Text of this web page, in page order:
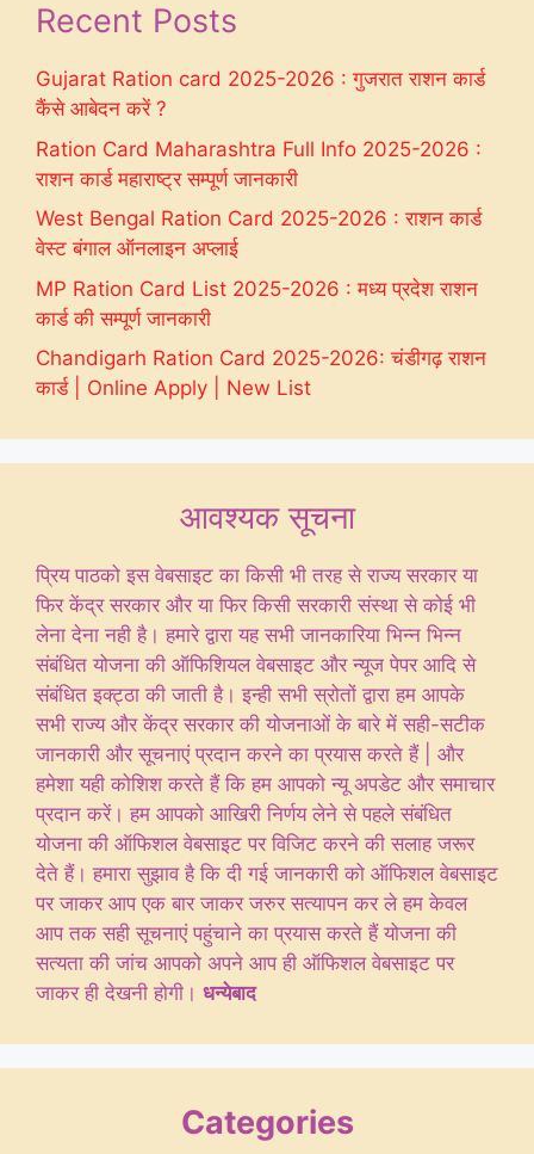
Recent Posts
Gujarat Ration card 2025-2026 : गुजरात राशन कार्ड
कैंसे आबेदन करें ?
Ration Card Maharashtra Full Info 2025-2026 :
राशन कार्ड महाराष्ट्र सम्पूर्ण जानकारी
West Bengal Ration Card 2025-2026 : राशन कार्ड
वेस्ट बंगाल ऑनलाइन अप्लाई
MP Ration Card List 2025-2026 : मध्य प्रदेश राशन
कार्ड की सम्पूर्ण जानकारी
Chandigarh Ration Card 2025-2026: चंडीगढ़ राशन
कार्ड | Online Apply | New List
आवश्यक सूचना
प्रिय पाठको इस वेबसाइट का किसी भी तरह से राज्य सरकार या
फिर केंद्र सरकार और या फिर किसी सरकारी संस्था से कोई भी
लेना देना नही है। हमारे द्वारा यह सभी जानकारिया भिन्न भिन्न
संबंधित योजना की ऑफिशियल वेबसाइट और न्यूज पेपर आदि से
संबंधित इक्ट्ठा की जाती है। इन्ही सभी स्रोतों द्वारा हम आपके
सभी राज्य और केंद्र सरकार की योजनाओं के बारे में सही-सटीक
जानकारी और सूचनाएं प्रदान करने का प्रयास करते हैं | और
हमेशा यही कोशिश करते हैं कि हम आपको न्यू अपडेट और समाचार
प्रदान करें। हम आपको आखिरी निर्णय लेने से पहले संबंधित
योजना की ऑफिशल वेबसाइट पर विजिट करने की सलाह जरूर
देते हैं। हमारा सुझाव है कि दी गई जानकारी को ऑफिशल वेबसाइट
पर जाकर आप एक बार जाकर जरुर सत्यापन कर ले हम केवल
आप तक सही सूचनाएं पहुंचाने का प्रयास करते हैं योजना की
सत्यता की जांच आपको अपने आप ही ऑफिशल वेबसाइट पर
जाकर ही देखनी होगी। धन्येबाद
Categories